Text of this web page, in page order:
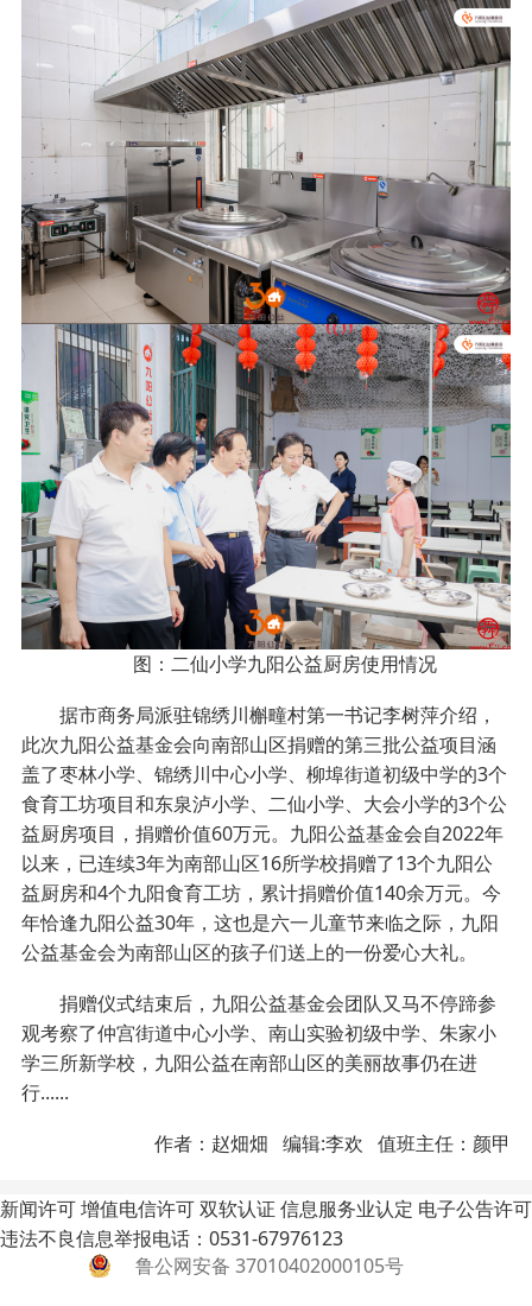
图：二仙小学九阳公益厨房使用情况
据市商务局派驻锦绣川槲疃村第一书记李树萍介绍，
此次九阳公益基金会向南部山区捐赠的第三批公益项目涵
盖了枣林小学、锦绣川中心小学、柳埠街道初级中学的3个
食育工坊项目和东泉泸小学、二仙小学、大会小学的3个公
益厨房项目，捐赠价值60万元。九阳公益基金会自2022年
以来，已连续3年为南部山区16所学校捐赠了13个九阳公
益厨房和4个九阳食育工坊，累计捐赠价值140余万元。今
年恰逢九阳公益30年，这也是六一儿童节来临之际，九阳
公益基金会为南部山区的孩子们送上的一份爱心大礼。
捐赠仪式结束后，九阳公益基金会团队又马不停蹄参
观考察了仲宫街道中心小学、南山实验初级中学、朱家小
学三所新学校，九阳公益在南部山区的美丽故事仍在进
行......
作者：赵畑畑 编辑:李欢 值班主任：颜甲
新闻许可增值电信许可双软认证 信息服务业认定 电子公告许可
违法不良信息举报电话：0531-67976123
鲁公网安备 37010402000105号